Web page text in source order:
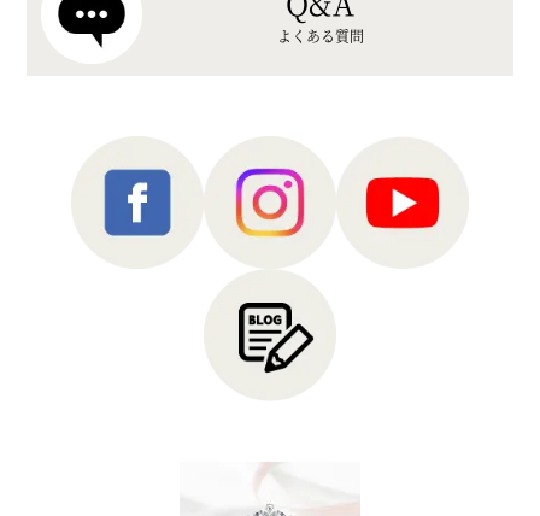
よくある質問